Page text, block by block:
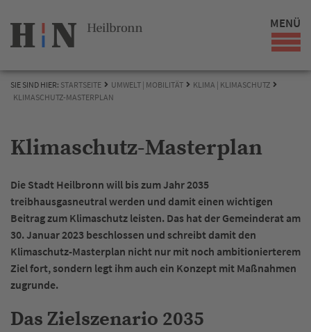
MENÜ
SIE SIND HIER: STARTSEITE UMWELT | MOBILITÄT
KLIMA | KLIMASCHUTZ
KLIMASCHUTZ-MASTERPLAN
Klimaschutz-Masterplan
Die Stadt Heilbronn will bis zum Jahr 2035
treibhausgasneutral werden und damit einen wichtigen
Beitrag zum Klimaschutz leisten. Das hat der Gemeinderat am
30. Januar 2023 beschlossen und schreibt damit den
Klimaschutz-Masterplan nicht nur mit noch ambitionierterem
Ziel fort, sondern legt ihm auch ein Konzept mit Maßnahmen
zugrunde.
Das Zielszenario 2035